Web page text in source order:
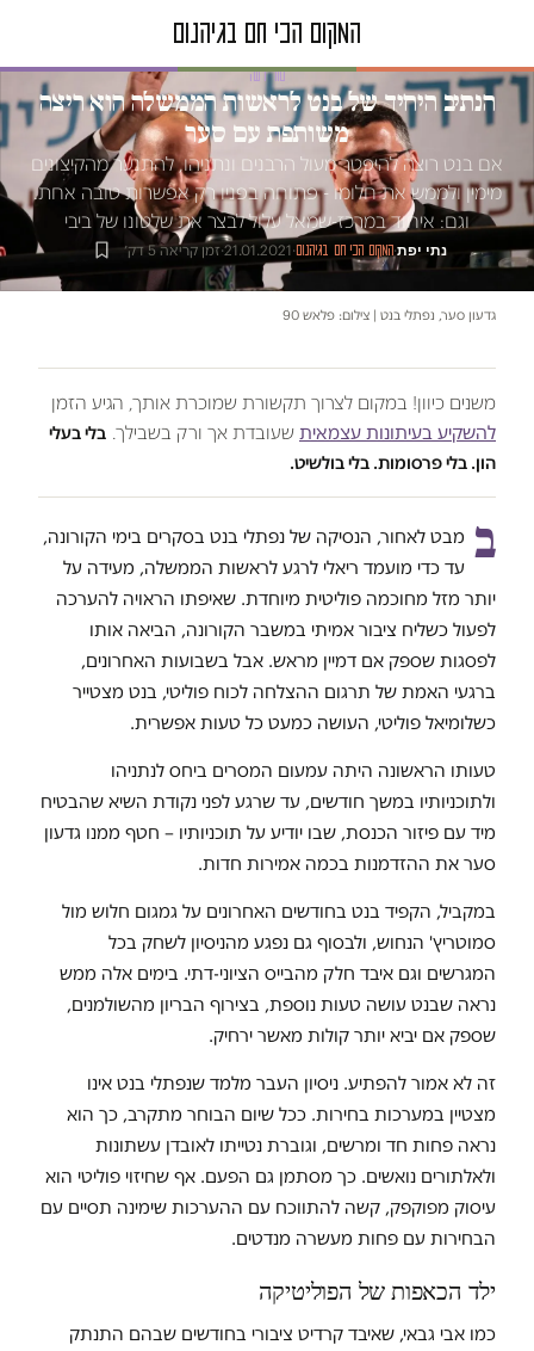
טור דעה
הנתיב היחיד של בנט לראשות הממשלה הוא ריצה
משותפת עם סער
אם בנט רוצה להיפטר מעול הרבנים ונתניהו, להתנער מהקיצונים
מימין ולממש את חלומו - פתוחה בפניו רק אפשרות טובה אחת.
וגם: איחוד במרכז-שמאל עלול לבצר את שלטונו של ביבי
נתי יפת·המקום הכי חם בגיהנום·
21.01.2021
·זמן קריאה 5 דק׳
גדעון סער, נפתלי בנט | צילום: פלאש 90
משנים כיוון! במקום לצרוך תקשורת שמוכרת אותך, הגיע הזמן
להשקיע בעיתונות עצמאית שעובדת אך ורק בשבילך. בלי בעלי
הון. בלי פרסומות. בלי בולשיט.
ב מבט לאחור, הנסיקה של נפתלי בנט בסקרים בימי הקורונה,
עד כדי מועמד ריאלי לרגע לראשות הממשלה, מעידה על
יותר מזל מחוכמה פוליטית מיוחדת. שאיפתו הראויה להערכה
לפעול כשליח ציבור אמיתי במשבר הקורונה, הביאה אותו
לפסגות שספק אם דמיין מראש. אבל בשבועות האחרונים,
ברגעי האמת של תרגום ההצלחה לכוח פוליטי, בנט מצטייר
כשלומיאל פוליטי, העושה כמעט כל טעות אפשרית.
טעותו הראשונה היתה עמעום המסרים ביחס לנתניהו
ולתוכניותיו במשך חודשים, עד שרגע לפני נקודת השיא שהבטיח
מיד עם פיזור הכנסת, שבו יודיע על תוכניותיו – חטף ממנו גדעון
סער את ההזדמנות בכמה אמירות חדות.
במקביל, הקפיד בנט בחודשים האחרונים על גמגום חלוש מול
סמוטריץ' הנחוש, ולבסוף גם נפגע מהניסיון לשחק בכל
המגרשים וגם איבד חלק מהבייס הציוני-דתי. בימים אלה ממש
נראה שבנט עושה טעות נוספת, בצירוף הבריון מהשולמנים,
שספק אם יביא יותר קולות מאשר ירחיק.
זה לא אמור להפתיע. ניסיון העבר מלמד שנפתלי בנט אינו
מצטיין במערכות בחירות. ככל שיום הבוחר מתקרב, כך הוא
נראה פחות חד ומרשים, וגוברת נטייתו לאובדן עשתונות
ולאלתורים נואשים. כך מסתמן גם הפעם. אף שחיזוי פוליטי הוא
עיסוק מפוקפק, קשה להתווכח עם ההערכות שימינה תסיים עם
הבחירות עם פחות מעשרה מנדטים.
ילד הכאפות של הפוליטיקה
כמו אבי גבאי, שאיבד קרדיט ציבורי בחודשים שבהם התנתק